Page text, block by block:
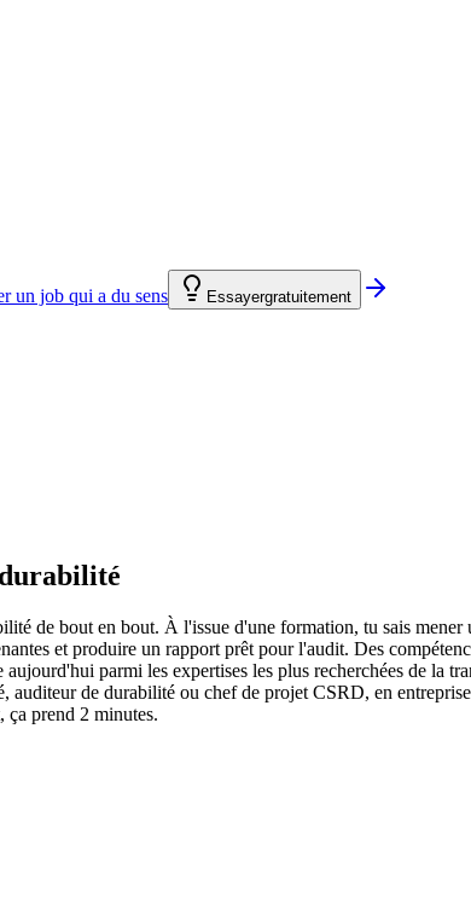
un job qui a du sens Essayergratuitement
de bout en bout. À l'issue d'une formation, tu sais
et produire un rapport prêt pour l'audit. Des
parmi les expertises les plus recherchées de la
de durabilité ou chef de projet CSRD, en
ça prend 2 minutes.